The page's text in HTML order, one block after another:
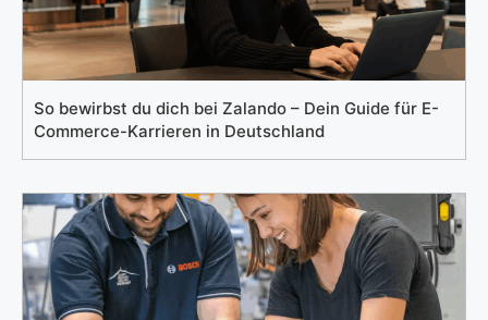
So bewirbst du dich bei Zalando – Dein Guide für E-
Commerce-Karrieren in Deutschland